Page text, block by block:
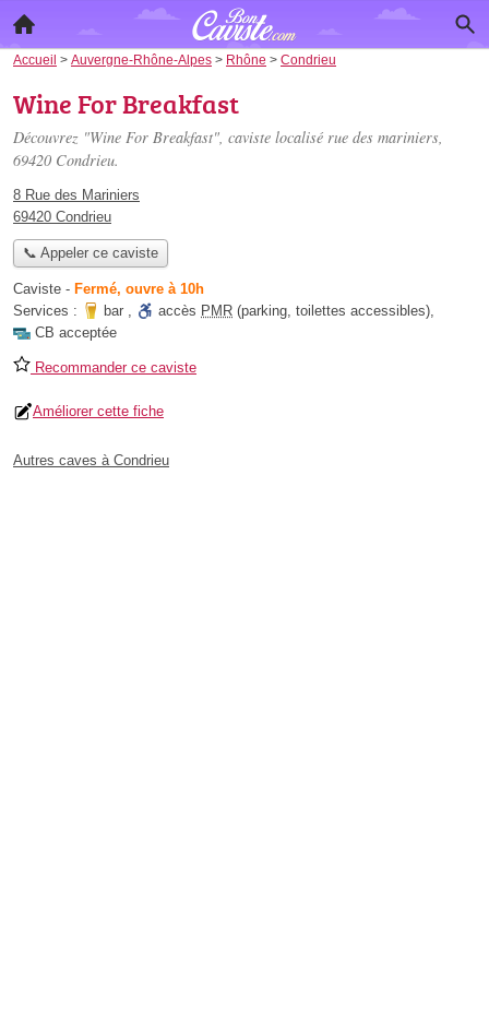
Accueil > Auvergne-Rhône-Alpes > Rhône > Condrieu
Wine For Breakfast
Découvrez "Wine For Breakfast", caviste localisé rue des mariniers,
69420 Condrieu.
8 Rue des Mariniers
69420 Condrieu
📞 Appeler ce caviste
Caviste - Fermé, ouvre à 10h
Services :
bar , accès PMR (parking, toilettes accessibles),
CB acceptée
Recommander ce caviste
Améliorer cette fiche
Autres caves à Condrieu